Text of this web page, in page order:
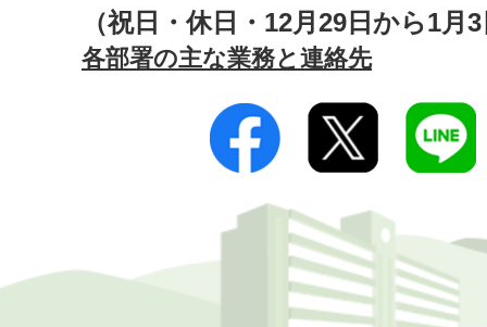
（祝日・休日・12月29日から1月
各部署の主な業務と連絡先